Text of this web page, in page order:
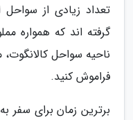
تعداد زیادی از سواحل
گرفته اند که همواره
ناحیه سواحل کالانگوت،
فراموش کنید.
برترین زمان برای سفر